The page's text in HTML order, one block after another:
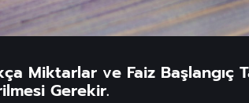
Miktarlar ve Faiz Başlangıç
Gerekir.